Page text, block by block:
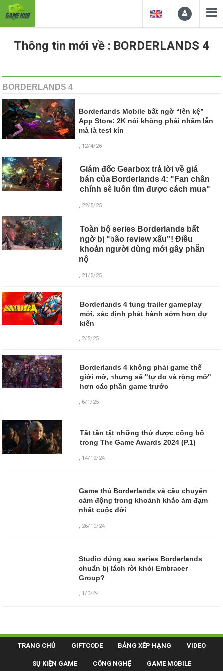
Thông tin mới về : BORDERLANDS 4
BORDERLANDS 4
Borderlands Mobile bất ngờ “lên kệ”
App Store: 2K nói không phải nhầm lẫn
mà là test kín
, 12/4/26
Giám đốc Gearbox trả lời về giá
bán của Borderlands 4: "Fan chân
chính sẽ luôn tìm được cách mua"
, 22/5/25
Toàn bộ series Borderlands bất
ngờ bị "bão review xấu"! Điều
khoản người dùng mới gây phẫn
nộ
, 21/5/25
Borderlands 4 tung trailer gameplay
mới, xác định phát hành sớm hơn dự
kiến
, 2/5/25
Borderlands 4 không phải game thế
giới mở, nhưng sẽ "tự do và rộng mở"
hơn các phần game trước
, 6/1/25
Tất tần tật những thứ được công bố
trong The Game Awards 2024 (P.1)
, 14/12/24
Game thủ Borderlands và câu chuyện
cảm động trong khoảnh khắc ảm đạm
nhất cuộc đời
26/10/24
Studio đứng sau series Borderlands
chuẩn bị tách rời khỏi Embracer
Group?
, 1/3/24
TRANG CHỦ GIFTCODE BẢNG XẾP HẠNG VIDEO
SỰ KIỆN GAME CÔNG NGHỆ GAME MOBILE